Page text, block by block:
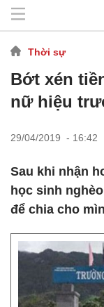
Thời sự
Bớt xén
nữ hiệu
29/04/2019 - 16:42
Sau khi nhận
học sinh
để chia cho